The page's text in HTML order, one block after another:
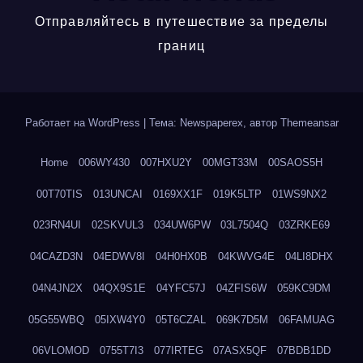
Отправляйтесь в путешествие за пределы
границ
Работает на WordPress Тема: Newspaperex, автор Themeansar
Home 006WY430 007HXU2Y 00MGT33M 00SAOS5H
00T70TIS 013UNCAI 0169XX1F 019K5LTP 01WS9NX2
023RN4UI 02SKVUL3 034UW6PW 03L7504Q 03ZRKE69
04CAZD3N 04EDWV8I 04H0HX0B 04KWVG4E 04LI8DHX
04N4JN2X 04QX9S1E 04YFC57J 04ZFIS6W 059KC9DM
05G55WBQ 05IXW4Y0 05T6CZAL 069K7D5M 06FAMUAG
06VLOMOD 0755T7I3 077IRTEG 07ASX5QF 07BDB1DD